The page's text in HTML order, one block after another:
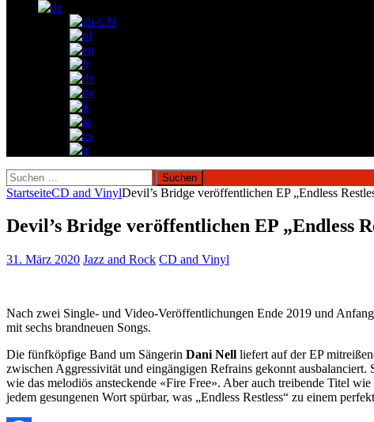
Suchen
nach:
StartseiteCD and VinylDevil’s Bridge veröffentlichen EP „Endless
Devil’s Bridge veröffentlichen EP „Endless
31. März 2020 Jazz and Rock CD and Vinyl
Nach zwei Single- und Video-Veröffentlichungen Ende 2019 und
mit sechs brandneuen Songs.
Die fünfköpfige Band um Sängerin Dani Nell liefert auf der EP
zwischen Aggressivität und eingängigen Refrains gekonnt
wie das melodiös ansteckende «Fire Free». Aber auch treibende Titel
jedem gesungenen Wort spürbar, was „Endless Restless“ zu einem